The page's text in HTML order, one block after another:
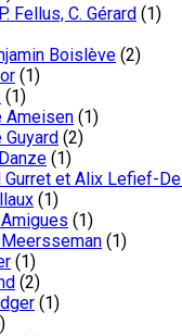
Fellus, C. Gérard (1)
Boislève (2)
(1)
(1)
Ameisen (1)
Guyard (2)
(1)
et Alix Lefief-
(1)
(1)
(1)
(1)
(2)
(1)